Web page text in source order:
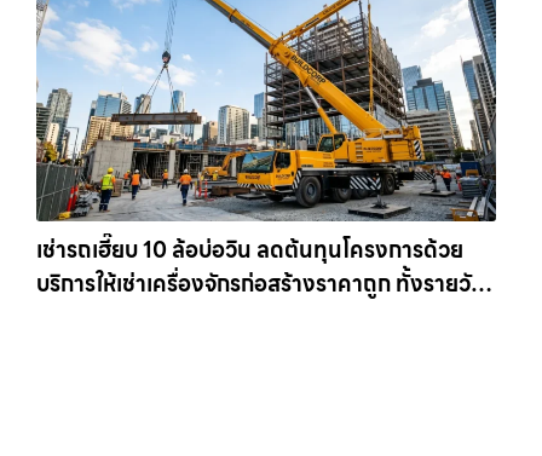
เช่ารถเฮี๊ยบ 10 ล้อบ่อวิน ลดต้นทุนโครงการด้วย
บริการให้เช่าเครื่องจักรก่อสร้างราคาถูก ทั้งรายวัน